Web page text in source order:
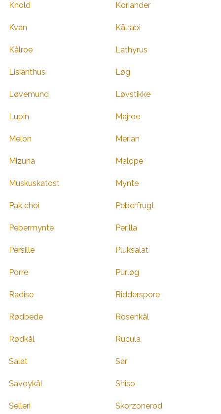
Knold Koriander
Kvan Kålrabi
Kålroe Lathyrus
Lisianthus Løg
Løvemund Løvstikke
Lupin Majroe
Melon Merian
Mizuna Malope
Muskuskatost Mynte
Pak choi Peberfrugt
Pebermynte Perilla
Persille Pluksalat
Porre Purløg
Radise Ridderspore
Rødbede Rosenkål
Rødkål Rucula
Salat Sar
Savoykål Shiso
Selleri Skorzonerod